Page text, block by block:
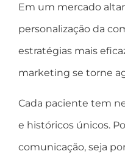
Em um mercado
personalização da
estratégias mais
marketing se torne
Cada paciente tem
e históricos únicos.
comunicação, seja